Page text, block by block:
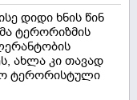
დიდი ხნის წინ
ტერორიზმის
ახლა კი თავად
ტერორისტული